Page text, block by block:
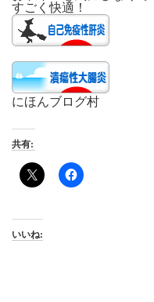
すごく快適！
にほんブログ村
共有:
いいね: